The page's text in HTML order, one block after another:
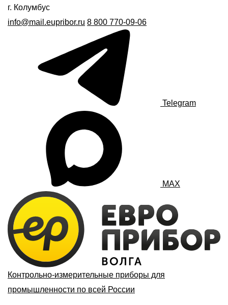
г. Колумбус
info@mail.eupribor.ru 8 800 770-09-06
Telegram
MAX
Контрольно-измерительные приборы для
промышленности по всей России